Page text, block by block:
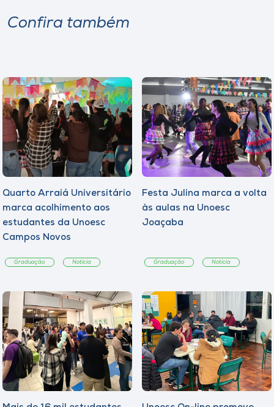
Confira também
Quarto Arraiá Universitário
marca acolhimento aos
estudantes da Unoesc
Campos Novos
Graduação Notícia
Festa Julina marca a volta
às aulas na Unoesc
Joaçaba
Graduação Notícia